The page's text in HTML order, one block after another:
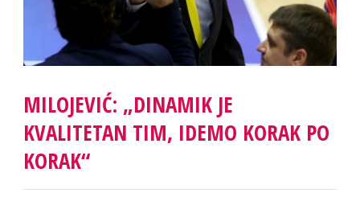
MILOJEVIĆ: „DINAMIK JE
KVALITETAN TIM, IDEMO KORAK PO
KORAK“